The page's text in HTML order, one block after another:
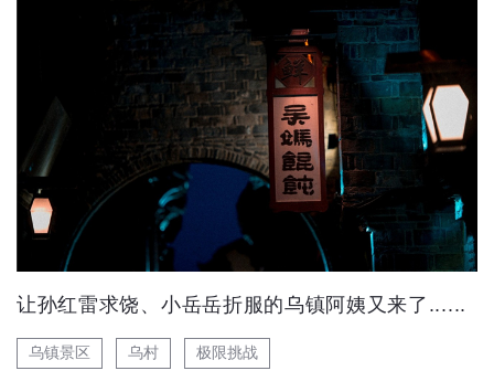
让孙红雷求饶、小岳岳折服的乌镇阿姨又来了......
乌镇景区 乌村 极限挑战